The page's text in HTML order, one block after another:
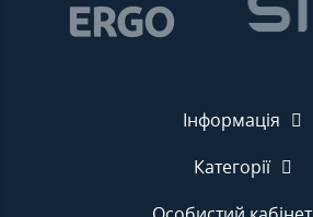
Інформація
Категорії